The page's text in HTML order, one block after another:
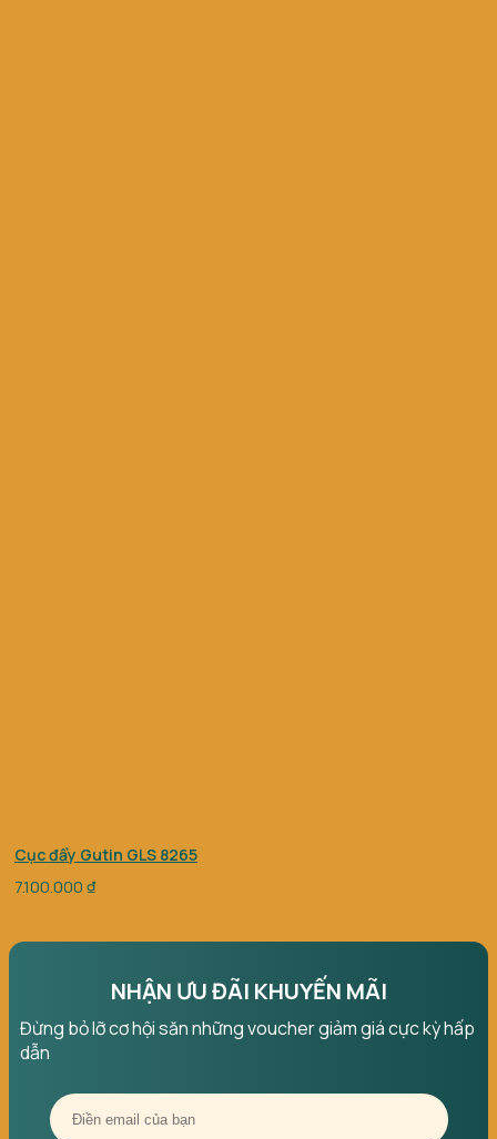
Cục đẩy Gutin GLS 8265
7.100.000 ₫
NHẬN ƯU ĐÃI KHUYẾN MÃI
Đừng bỏ lỡ cơ hội săn những voucher giảm giá cực kỳ hấp
dẫn